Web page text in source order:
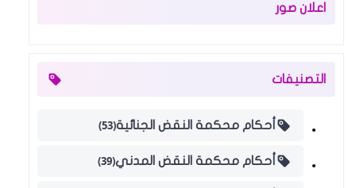
اعلان صور
التصنيفات
أحكام محكمة النقض الجنائية(53)
أحكام محكمة النقض المدني(39)